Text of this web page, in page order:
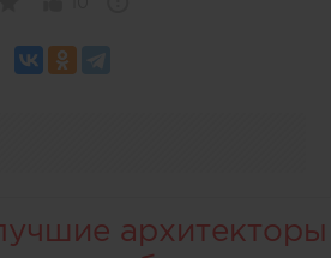
архитекторы